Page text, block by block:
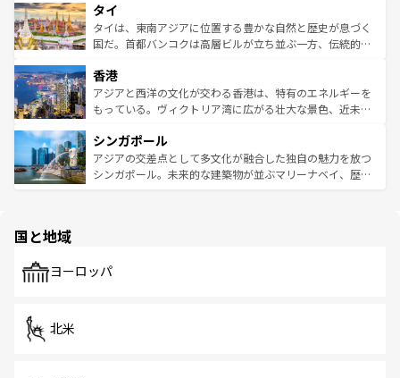
リティに包まれながら、韓国の多彩な魅力を心ゆくまで味
わってみてほしい。 なお、新着の韓国情報はコンテンツ一
覧を参照してほしい。
急速な発展と共に伝統が息づく。ハノイの古い町並みやホ
ーチミン市のフランス統治時代の建物も、独特の雰囲気を
醸し出している。また、バラエティの豊かさとおいしさで
とつ。フォーやバインミー、ベトナムコーヒーなどは、ぜ
ひ現地で味わいたい。どの地域を訪れてもあたたかい人々
が旅行者を迎えてくれるので、きっと忘れられない旅にな
参照してほしい。
タイ
タイは、東南アジアに位置する豊かな自然と歴史が息づく
国だ。首都バンコクは高層ビルが立ち並ぶ一方、伝統的な
の活気が交差している。北部ではチェンマイなどの山岳地
帯で自然と触れ合い、南部ではプーケットやクラビの美し
いビーチでリゾート気分を楽しむことができる。タイ料理
激する。気候は一年中温暖で、どの季節にも異なる楽しみ
が待っている。親しみやすいタイの人々、仏教を中心とし
た文化、そして多様な観光資源が、訪れる旅人を魅了し続
香港
アジアと西洋の文化が交わる香港は、特有のエネルギーを
もっている。ヴィクトリア湾に広がる壮大な景色、近未来
み、どこを訪れても感動するはず。観光スポットが密集し
ており、効率よく見どころを回れるのも魅力。息をのむよ
うな絶景から文化的な体験まで、香港を存分に楽しみ尽く
シンガポール
アジアの交差点として多文化が融合した独自の魅力を放つ
シンガポール。未来的な建築物が並ぶマリーナベイ、歴史
で、ホーカーズは地元の風情を楽しめる外せないスポット
国と地域
ヨーロッパ
北米